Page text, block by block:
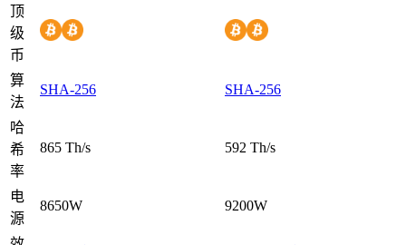
顶
级
币
算
法
SHA-256 SHA-256
哈
希
率
865 Th/s 592 Th/s
电
源
8650W 9200W